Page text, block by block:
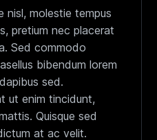
nisl, molestie tempus
pretium nec placerat
Sed commodo
bibendum lorem
sed.
ut enim tincidunt,
Quisque sed
at ac velit.